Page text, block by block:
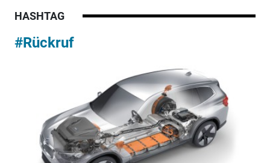
HASHTAG
#Rückruf